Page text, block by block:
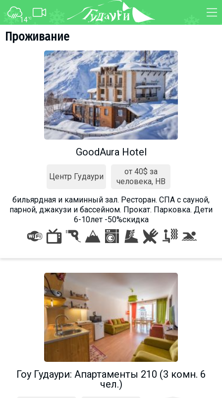
14°C
Проживание
GoodAura Hotel
Центр Гудаури
от 40$ за
человека, HB
бильярдная и каминный зал. Ресторан. СПА с сауной,
парной, джакузи и бассейном. Прокат. Парковка. Дети
6-10лет -50%скидка
Гоу Гудаури: Апартаменты 210 (3 комн. 6
чел.)
ФОРУМ
WEBCAM
ТРАНСФЕР
О курорте
Схема трасс
Ски-пасс
Инструкторы
Прокат
Ски-сервис
Дети в Гудаури
Календарь событий
Телеграм-канал
Гудаури
INFO
ПРОЖИВАНИЕ
Квартиры
Коттеджи
Отели
Горячие предложения
Долгосрочная аренда
Другое